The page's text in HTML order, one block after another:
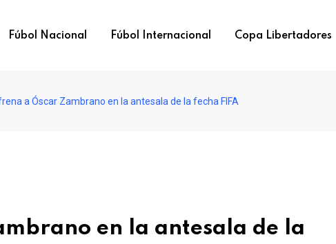
Fúbol Nacional Fúbol Internacional Copa Libertadores
a Óscar Zambrano en la antesala de la fecha FIFA
en la antesala de la